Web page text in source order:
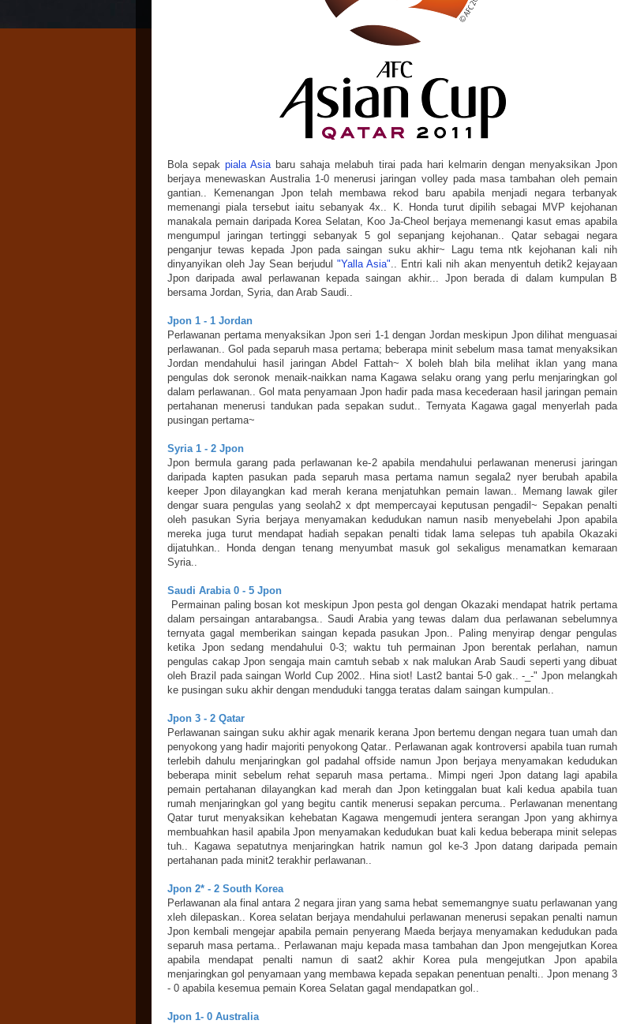
Bola sepakpiala Asiabaru sahaja melabuh tirai pada hari kelmarin dengan menyaksikan Jpon
berjaya menewaskan Australia 1-0 menerusi jaringan volley pada masa tambahan oleh pemain
gantian.. Kemenangan Jpon telah membawa rekod baru apabila menjadi negara terbanyak
memenangi piala tersebut iaitu sebanyak 4x.. K. Honda turut dipilih sebagai MVP kejohanan
manakala pemain daripada Korea Selatan, Koo Ja-Cheol berjaya memenangi kasut emas apabila
mengumpul jaringan tertinggi sebanyak 5 gol sepanjang kejohanan.. Qatar sebagai negara
penganjur tewas kepada Jpon pada saingan suku akhir~ Lagu tema ntk kejohanan kali nih
dinyanyikan oleh Jay Sean berjudul "Yalla Asia".. Entri kali nih akan menyentuh detik2 kejayaan
Jpon daripada awal perlawanan kepada saingan akhir... Jpon berada di dalam kumpulan B
bersama Jordan, Syria, dan Arab Saudi..
Jpon 1 - 1 Jordan
Perlawanan pertama menyaksikan Jpon seri 1-1 dengan Jordan meskipun Jpon dilihat menguasai
perlawanan.. Gol pada separuh masa pertama; beberapa minit sebelum masa tamat menyaksikan
Jordan mendahului hasil jaringan Abdel Fattah~ X boleh blah bila melihat iklan yang mana
pengulas dok seronok menaik-naikkan nama Kagawa selaku orang yang perlu menjaringkan gol
dalam perlawanan.. Gol mata penyamaan Jpon hadir pada masa kecederaan hasil jaringan pemain
pertahanan menerusi tandukan pada sepakan sudut.. Ternyata Kagawa gagal menyerlah pada
pusingan pertama~
Syria 1 - 2 Jpon
Jpon bermula garang pada perlawanan ke-2 apabila mendahului perlawanan menerusi jaringan
daripada kapten pasukan pada separuh masa pertama namun segala2 nyer berubah apabila
keeper Jpon dilayangkan kad merah kerana menjatuhkan pemain lawan.. Memang lawak giler
dengar suara pengulas yang seolah2 x dpt mempercayai keputusan pengadil~ Sepakan penalti
oleh pasukan Syria berjaya menyamakan kedudukan namun nasib menyebelahi Jpon apabila
mereka juga turut mendapat hadiah sepakan penalti tidak lama selepas tuh apabila Okazaki
dijatuhkan.. Honda dengan tenang menyumbat masuk gol sekaligus menamatkan kemaraan
Syria..
Saudi Arabia 0 - 5 Jpon
Permainan paling bosan kot meskipun Jpon pesta gol dengan Okazaki mendapat hatrik pertama
dalam persaingan antarabangsa.. Saudi Arabia yang tewas dalam dua perlawanan sebelumnya
ternyata gagal memberikan saingan kepada pasukan Jpon.. Paling menyirap dengar pengulas
ketika Jpon sedang mendahului 0-3; waktu tuh permainan Jpon berentak perlahan, namun
pengulas cakap Jpon sengaja main camtuh sebab x nak malukan Arab Saudi seperti yang dibuat
oleh Brazil pada saingan World Cup 2002.. Hina siot! Last2 bantai 5-0 gak.. -_-" Jpon melangkah
ke pusingan suku akhir dengan menduduki tangga teratas dalam saingan kumpulan..
Jpon 3 - 2 Qatar
Perlawanan saingan suku akhir agak menarik kerana Jpon bertemu dengan negara tuan umah dan
penyokong yang hadir majoriti penyokong Qatar.. Perlawanan agak kontroversi apabila tuan rumah
terlebih dahulu menjaringkan gol padahal offside namun Jpon berjaya menyamakan kedudukan
beberapa minit sebelum rehat separuh masa pertama.. Mimpi ngeri Jpon datang lagi apabila
pemain pertahanan dilayangkan kad merah dan Jpon ketinggalan buat kali kedua apabila tuan
rumah menjaringkan gol yang begitu cantik menerusi sepakan percuma.. Perlawanan menentang
Qatar turut menyaksikan kehebatan Kagawa mengemudi jentera serangan Jpon yang akhirnya
membuahkan hasil apabila Jpon menyamakan kedudukan buat kali kedua beberapa minit selepas
tuh.. Kagawa sepatutnya menjaringkan hatrik namun gol ke-3 Jpon datang daripada pemain
pertahanan pada minit2 terakhir perlawanan..
Jpon 2* - 2 South Korea
Perlawanan ala final antara 2 negara jiran yang sama hebat sememangnye suatu perlawanan yang
xleh dilepaskan.. Korea selatan berjaya mendahului perlawanan menerusi sepakan penalti namun
Jpon kembali mengejar apabila pemain penyerang Maeda berjaya menyamakan kedudukan pada
separuh masa pertama.. Perlawanan maju kepada masa tambahan dan Jpon mengejutkan Korea
apabila mendapat penalti namun di saat2 akhir Korea pula mengejutkan Jpon apabila
menjaringkan gol penyamaan yang membawa kepada sepakan penentuan penalti.. Jpon menang 3
- 0 apabila kesemua pemain Korea Selatan gagal mendapatkan gol..
Jpon 1- 0 Australia